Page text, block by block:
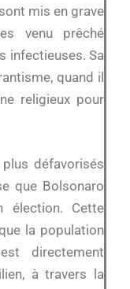
mis en grave
venu prêché
infectieuses. Sa
quand il
religieux pour
défavorisés
que Bolsonaro
élection. Cette
la population
directement
à travers la